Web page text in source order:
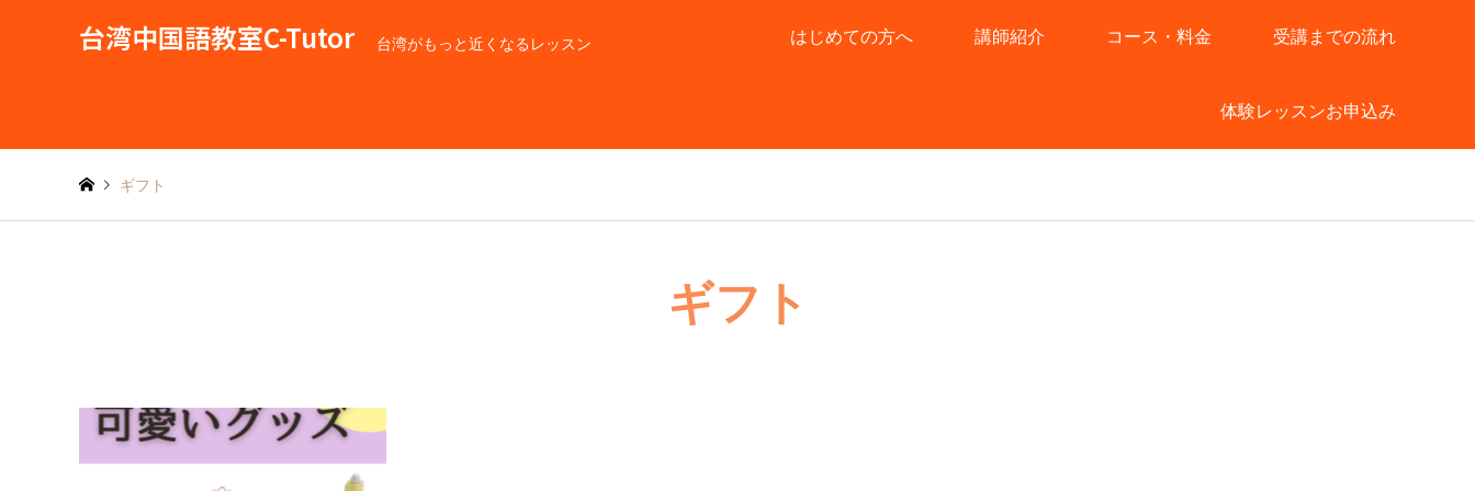
台湾中国語教室C-Tutor 台湾がもっと近くなるレッスン はじめての方へ 講師紹介 コース・料金 受講までの流れ
体験レッスンお申込み
ギフト
ギフト